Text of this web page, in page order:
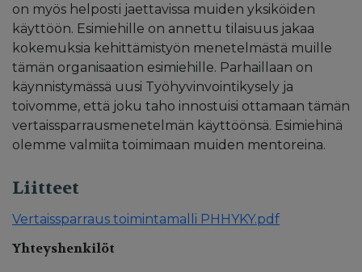
on myös helposti jaettavissa muiden yksiköiden
käyttöön. Esimiehille on annettu tilaisuus jakaa
kokemuksia kehittämistyön menetelmästä muille
tämän organisaation esimiehille. Parhaillaan on
käynnistymässä uusi Työhyvinvointikysely ja
toivomme, että joku taho innostuisi ottamaan tämän
vertaissparrausmenetelmän käyttöönsä. Esimiehinä
olemme valmiita toimimaan muiden mentoreina.
Liitteet
Vertaissparraus toimintamalli PHHYKY.pdf
Yhteyshenkilöt